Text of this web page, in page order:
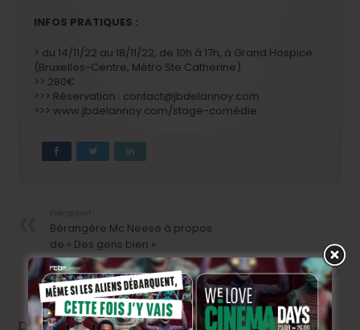
INFOS PRATIQUES :
> du 14/11/22 au 18/11/22, de 10h à 17h, à Grand Hospice
(Bruxelles-Centre, Métro Ste Catherine)
>> 280€
>>> Réservation : contact@jbdelannoy.com
>>> www.jbdelannoy.com/stage-comédie
Bérangère Mc Neese à propos
de « Des gens bien »
Next
« Des gens bien », la faute à
pas de chance